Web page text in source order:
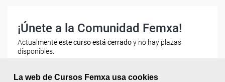
La web de Cursos Femxa usa cookies
¡Únete a la Comunidad Femxa!
Actualmenteeste curso está cerradoy no hay plazas
disponibles.
tu sector profesional y tus preferencias formativas. Si ya